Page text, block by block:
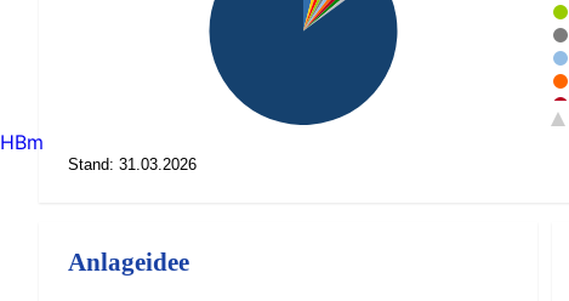
Stand: 31.03.2026
Anlageidee
HBm